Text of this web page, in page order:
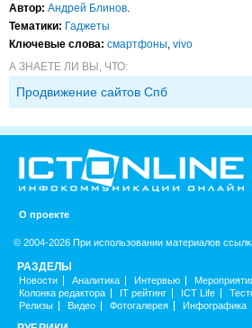
Автор: Андрей Блинов.
Тематики: Гаджеты
Ключевые слова: смартфоны, vivo
А ЗНАЕТЕ ЛИ ВЫ, ЧТО:
Продвижение сайтов Спб
О проекте
© 2004-2026 При использовании материалов
РАЗДЕЛЫ
Новости Аналитика Интервью
Колонка редактора
IT рейтинг ICT Life
Релизы
Видео Фотогалерея Инфографика